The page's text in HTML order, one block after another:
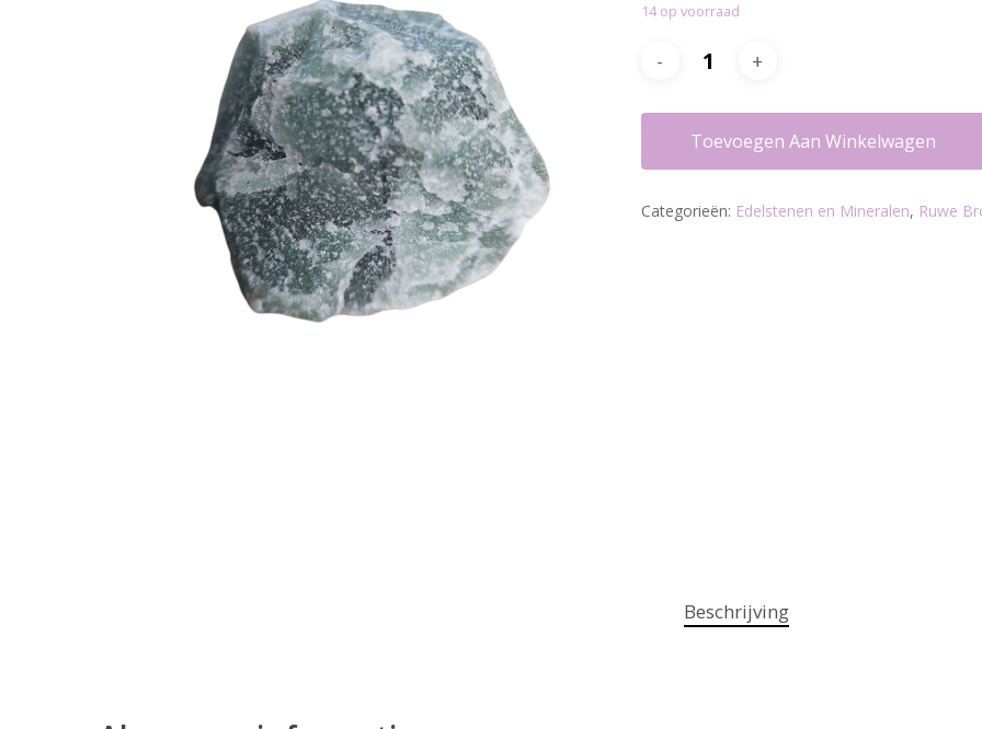
Hit enter to search or ESC to close
14 op voorraad
Toevoegen Aan Winkelwagen
Categorieën: Edelstenen en Mineralen, Ruwe
Beschrijving